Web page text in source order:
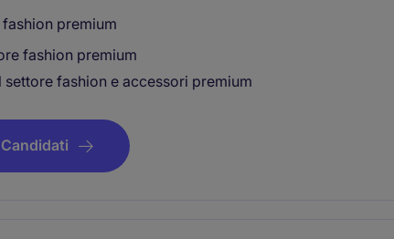
premium
fashion premium
settore fashion e accessori premium
Candidati